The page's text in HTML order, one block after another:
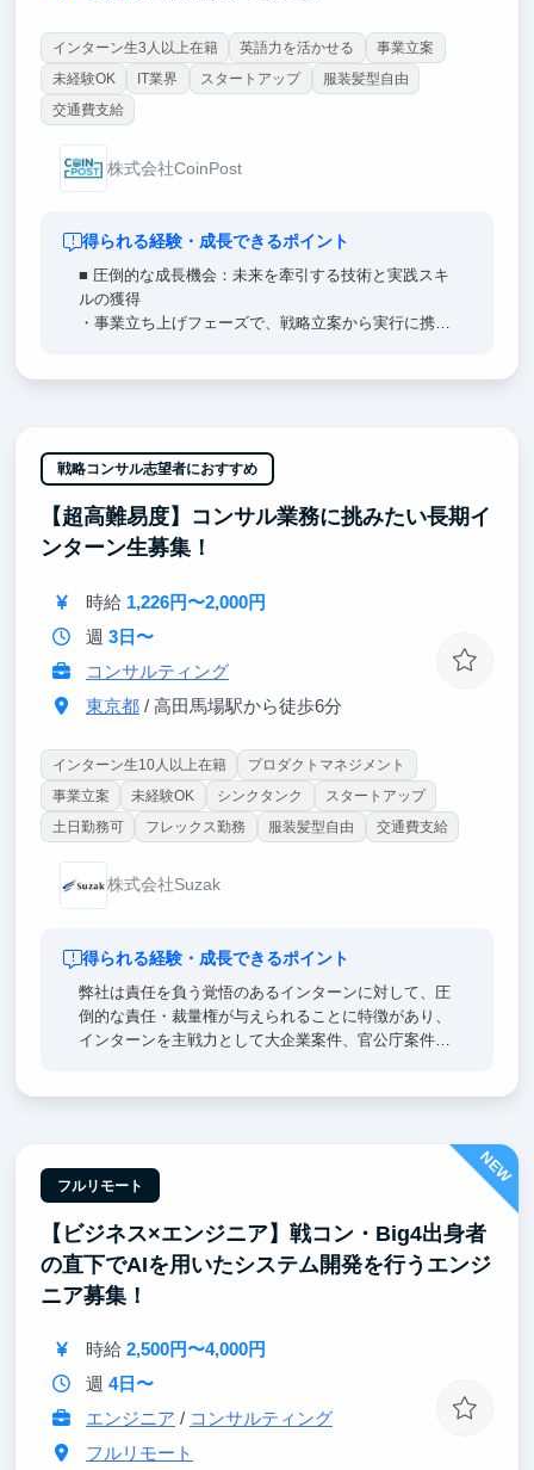
インターン生3人以上在籍 英語力を活かせる
事業立案
未経験OK
IT業界 スタートアップ
服装髪型自由
交通費支給
株式会社CoinPost
得られる経験・成長できるポイント
■ 圧倒的な成長機会：未来を牽引する技術と実践スキ
ルの獲得
・事業立ち上げフェーズで、戦略立案から実行に携わ
■ 将来のキャリアをデザイン：起業にも就職にも活か
せる経験を
・新規事業のコアメンバーとして初期フェーズから参
画できる！
様なプロジェクトを経験できる！
・将来に直結する課題解決力・推進力を体得し、卒業
戦略コンサル志望者におすすめ
【超高難易度】コンサル業務に挑みたい長期イ
ンターン生募集！
時給 1,226円〜2,000円
週 3日〜
コンサルティング
東京都/ 高田馬場駅から徒歩6分
インターン生10人以上在籍
プロダクトマネジメント
事業立案
未経験OK シンクタンク
スタートアップ
土日勤務可
フレックス勤務 服装髪型自由 交通費支給
株式会社Suzak
得られる経験・成長できるポイント
弊社は責任を負う覚悟のあるインターンに対して、圧
倒的な責任・裁量権が与えられることに特徴があり、
インターンを主戦力として大企業案件、官公庁案件を
のない一般的な大学生」から「日系大手、外資系企業
において同期トップレベルとなるビジネスマン」へと
成長してきた実績があります。
NEW
フルリモート
【ビジネス×エンジニア】戦コン・Big4出身者
の直下でAIを用いたシステム開発を行うエンジ
ニア募集！
時給 2,500円〜4,000円
週 4日〜
エンジニア / コンサルティング
フルリモート